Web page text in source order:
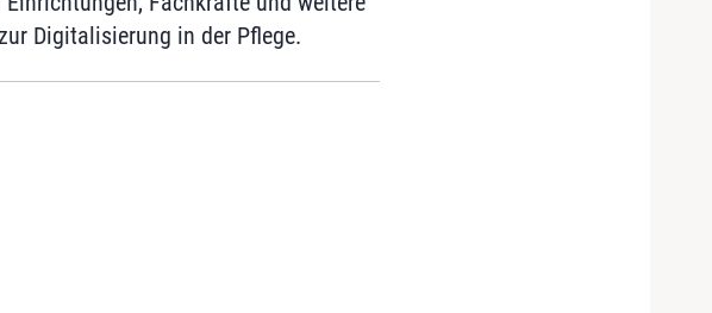
Digitalisierung in der Pflege.